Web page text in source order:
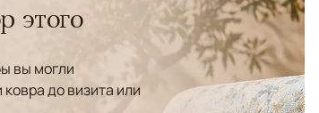
этого
вы могли
до визита или